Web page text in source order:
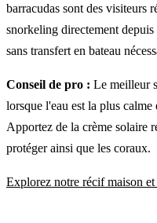
barracudas sont des visiteurs
snorkeling directement
sans transfert en bateau
Conseil de pro : Le meilleur
lorsque l'eau est la plus
Apportez de la crème solaire
protéger ainsi que les coraux.
Explorez notre récif maison